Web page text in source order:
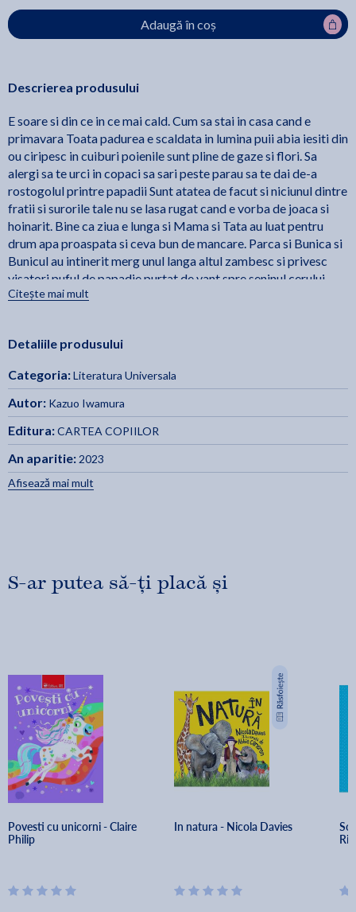
Adaugă în coș
Descrierea produsului
E soare si din ce in ce mai cald. Cum sa stai in casa cand e
primavara Toata padurea e scaldata in lumina puii abia iesiti din
ou ciripesc in cuiburi poienile sunt pline de gaze si flori. Sa
alergi sa te urci in copaci sa sari peste parau sa te dai de-a
rostogolul printre papadii Sunt atatea de facut si niciunul dintre
fratii si surorile tale nu se lasa rugat cand e vorba de joaca si
hoinarit. Bine ca ziua e lunga si Mama si Tata au luat pentru
drum apa proaspata si ceva bun de mancare. Parca si Bunica si
Bunicul au intinerit merg unul langa altul zambesc si privesc
visatori puful de papadie purtat de vant spre seninul cerului.
Brandusa Romanita si Ghiocel.
Citește mai mult
Detaliile produsului
Categoria:Literatura Universala
Autor: Kazuo Iwamura
Editura:CARTEA COPIILOR
An aparitie: 2023
Afisează mai mult
S-ar putea să-ți placă și
Povesti cu unicorni - Claire
Philip
In natura - Nicola Davies